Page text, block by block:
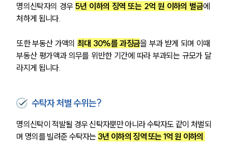
명의신탁자의 경우 5년 이하의 징역 또는 2억 원 이하의 벌금에
처하게 됩니다.
또한 부동산 가액의 최대 30%를 과징금을 부과 받게 되며 이때
부동산 평가액과 의무를 위반한 기간에 따라 부과되는 규모가 달
라지게 됩니다.
수탁자 처벌 수위는?
명의신탁이 적발될 경우 신탁자뿐만 아니라 수탁자도 같이 처벌되
며 명의를 빌려준 수탁자는 3년 이하의 징역 또는 1억 원 이하의